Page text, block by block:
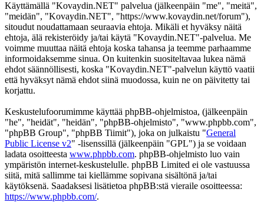
Käyttämällä "Kovaydin.NET" palvelua (jälkeenpäin "me", "meitä",
"meidän", "Kovaydin.NET", "https://www.kovaydin.net/forum"),
sitoudut noudattamaan seuraavia ehtoja. Mikäli et hyväksy näitä
ehtoja, älä rekisteröidy ja/tai käytä "Kovaydin.NET"-palvelua. Me
voimme muuttaa näitä ehtoja koska tahansa ja teemme parhaamme
informoidaksemme sinua. On kuitenkin suositeltavaa lukea nämä
ehdot säännöllisesti, koska "Kovaydin.NET"-palvelun käyttö vaatii
että hyväksyt nämä ehdot siinä muodossa, kuin ne on päivitetty tai
korjattu.
Keskustelufoorumimme käyttää phpBB-ohjelmistoa, (jälkeenpäin
"he", "heidät", "heidän", "phpBB-ohjelmisto", "www.phpbb.com",
"phpBB Group", "phpBB Tiimit"), joka on julkaistu "General
Public License v2" -lisenssillä (jälkeenpäin "GPL") ja se voidaan
ladata osoitteesta www.phpbb.com. phpBB-ohjelmisto luo vain
ympäristön internet-keskustelulle. phpBB Limited ei ole vastuussa
siitä, mitä sallimme tai kiellämme sopivana sisältönä ja/tai
käytöksenä. Saadaksesi lisätietoa phpBB:stä vieraile osoitteessa:
https://www.phpbb.com/.